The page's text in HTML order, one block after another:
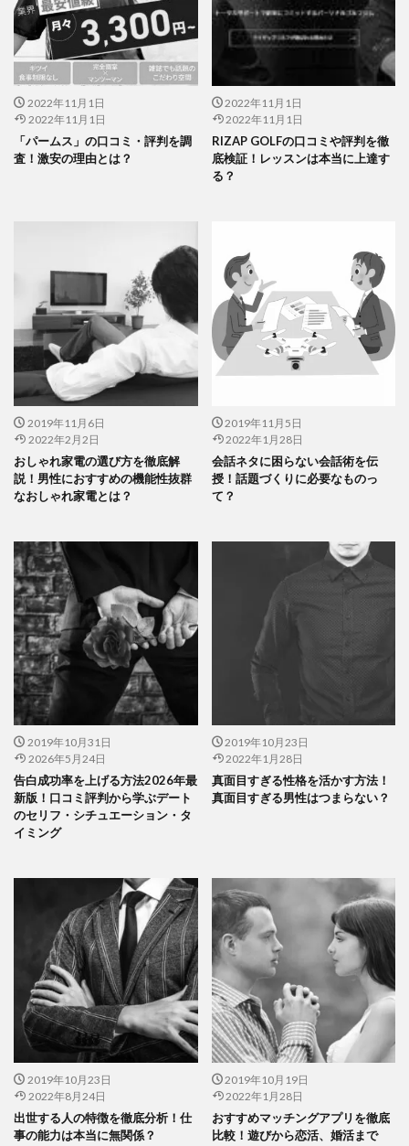
2022年11月1日
2022年11月1日
「パームス」の口コミ・評判を調
査！激安の理由とは？
2022年11月1日
2022年11月1日
RIZAP GOLFの口コミや評判を徹
底検証！レッスンは本当に上達す
る？
2019年11月6日
2022年2月2日
おしゃれ家電の選び方を徹底解
説！男性におすすめの機能性抜群
なおしゃれ家電とは？
2019年11月5日
2022年1月28日
会話ネタに困らない会話術を伝
授！話題づくりに必要なものっ
て？
2019年10月31日
2026年5月24日
告白成功率を上げる方法2026年最
新版！口コミ評判から学ぶデート
のセリフ・シチュエーション・タ
イミング
2019年10月23日
2022年1月28日
真面目すぎる性格を活かす方法！
真面目すぎる男性はつまらない？
2019年10月23日
2022年8月24日
出世する人の特徴を徹底分析！仕
事の能力は本当に無関係？
2019年10月19日
2022年1月28日
おすすめマッチングアプリを徹底
比較！遊びから恋活、婚活まで